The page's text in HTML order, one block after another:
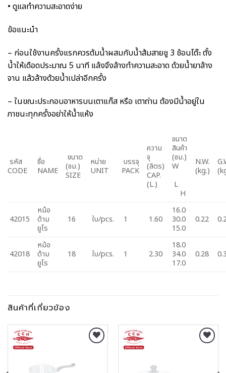
• ดูแลทำความสะอาดง่าย
ข้อแนะนำ
– ก่อนใช้งานครั้งแรกควรต้มน้ำผสมกับน้ำส้มสายชู 3 ช้อนโต๊ะ ตั้ง
น้ำให้เดือดประมาณ 5 นาที แล้งจึงล้างทำความสะอาด ด้วยน้ำยาล้าง
จาน แล้วล้างด้วยน้ำเปล่าอีกครั้ง
– ในขณะประกอบอาหารบนเตาแก๊ส หรือ เตาถ่าน ต้องมีน้ำอยู่ใน
ภาชนะทุกครั้งอย่าให้น้ำแห้ง
รหัส
CODE
ชื่อ
NAME
ขนาด
(ซม.)
SIZE
หน่าย
UNIT
บรรจุ
PACK
ความ
จุ
(ลิตร)
CAP.
(L.)
ขนาด
สินค้า
(ซม.)
W
L
H
N.W.
(kg.)
42015
หม้อ
ด้าม
ยูโร
16 ใบ/pcs. 1 1.60
16.0
30.0
15.0
0.22
42018
หม้อ
ด้าม
ยูโร
18 ใบ/pcs. 1 2.30
18.0
34.0
17.0
0.28
สินค้าที่เกี่ยวข้อง